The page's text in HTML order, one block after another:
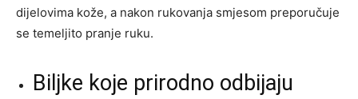
dijelovima kože, a nakon rukovanja smjesom preporučuje
se temeljito pranje ruku.
Biljke koje prirodno odbijaju